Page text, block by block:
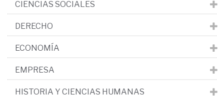
CIENCIAS SOCIALES
DERECHO
ECONOMÍA
EMPRESA
HISTORIA Y CIENCIAS HUMANAS